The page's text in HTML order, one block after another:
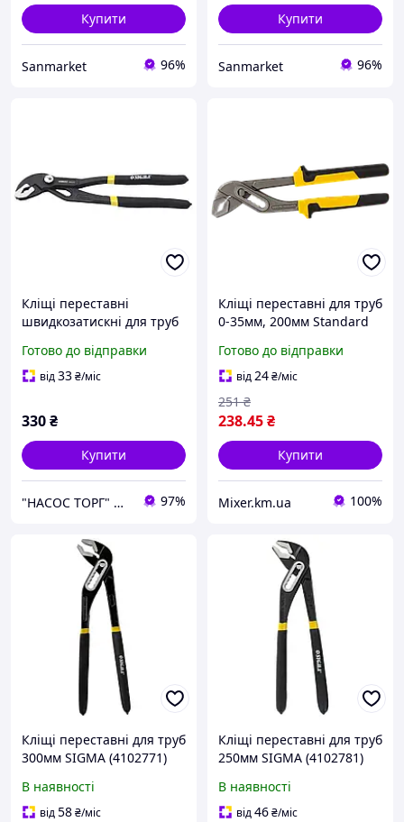
Купити
Sanmarket 96%
Купити
Sanmarket 96%
Кліщі переставні
швидкозатискні для труб
Готово до відправки
від33₴/міс
330₴
Купити
"НАСОС ТОРГ" Насосне обладнання, інструменти, освітлення 97%
Кліщі переставні для труб
0-35мм, 200мм Standard
Готово до відправки
від24₴/міс
238.45₴
251 ₴
Купити
Mixer.km.ua 100%
Кліщі переставні для труб
300мм SIGMA (4102771)
В наявності
від58₴/міс
Кліщі переставні для труб
250мм SIGMA (4102781)
В наявності
від46₴/міс